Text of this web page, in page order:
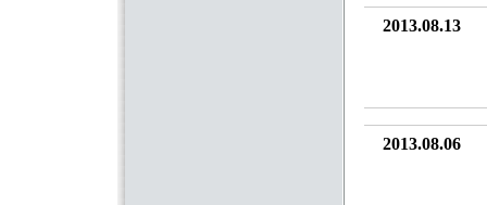
2013.08.13
2013.08.06